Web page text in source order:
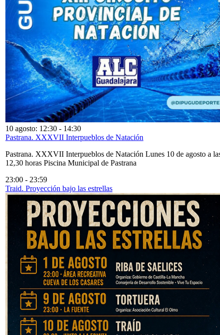
10 agosto: 12:30 - 14:30
Pastrana. XXXVII Interpueblos de Natación
Pastrana. XXXVII Interpueblos de Natación Lunes 10 de agosto a
12,30 horas Piscina Municipal de Pastrana
23:00 - 23:59
Traid. Proyección bajo las estrellas